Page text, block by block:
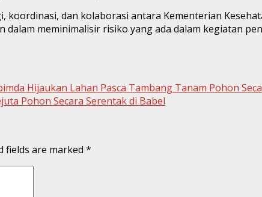
koordinasi, dan kolaborasi antara Kementerian
meminimalisir risiko yang ada dalam kegiatan
Hijaukan Lahan Pasca Tambang Tanam Pohon
Pohon Secara Serentak di Babel
fields are marked *